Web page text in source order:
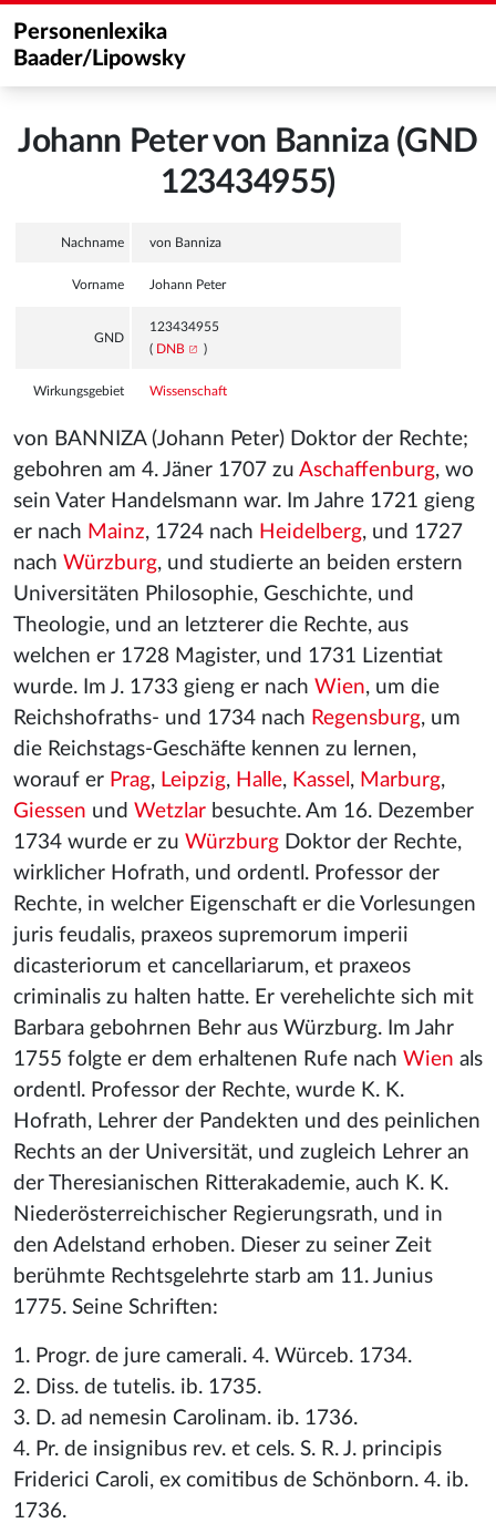
Personenlexika
Baader/Lipowsky
Johann Peter von Banniza (GND
123434955)
Nachname von Banniza
Vorname Johann Peter
GND
123434955
( DNB )
Wirkungsgebiet Wissenschaft
von BANNIZA (Johann Peter) Doktor der Rechte;
gebohren am 4. Jäner 1707 zu Aschaffenburg, wo
sein Vater Handelsmann war. Im Jahre 1721 gieng
er nach Mainz, 1724 nach Heidelberg, und 1727
nach Würzburg, und studierte an beiden erstern
Universitäten Philosophie, Geschichte, und
Theologie, und an letzterer die Rechte, aus
welchen er 1728 Magister, und 1731 Lizentiat
wurde. Im J. 1733 gieng er nach Wien, um die
Reichshofraths- und 1734 nach Regensburg, um
die Reichstags-Geschäfte kennen zu lernen,
worauf er Prag, Leipzig, Halle, Kassel , Marburg,
Giessen und Wetzlar besuchte. Am 16. Dezember
1734 wurde er zu Würzburg Doktor der Rechte,
wirklicher Hofrath, und ordentl. Professor der
Rechte, in welcher Eigenschaft er die Vorlesungen
juris feudalis, praxeos supremorum imperii
dicasteriorum et cancellariarum, et praxeos
criminalis zu halten hatte. Er verehelichte sich mit
Barbara gebohrnen Behr aus Würzburg. Im Jahr
1755 folgte er dem erhaltenen Rufe nach Wien als
ordentl. Professor der Rechte, wurde K. K.
Hofrath, Lehrer der Pandekten und des peinlichen
Rechts an der Universität, und zugleich Lehrer an
der Theresianischen Ritterakademie, auch K. K.
Niederösterreichischer Regierungsrath, und in
den Adelstand erhoben. Dieser zu seiner Zeit
berühmte Rechtsgelehrte starb am 11. Junius
1775. Seine Schriften:
1. Progr. de jure camerali. 4. Würceb. 1734.
2. Diss. de tutelis. ib. 1735.
3. D. ad nemesin Carolinam. ib. 1736.
4. Pr. de insignibus rev. et cels. S. R. J. principis
Friderici Caroli, ex comitibus de Schönborn. 4. ib.
1736.